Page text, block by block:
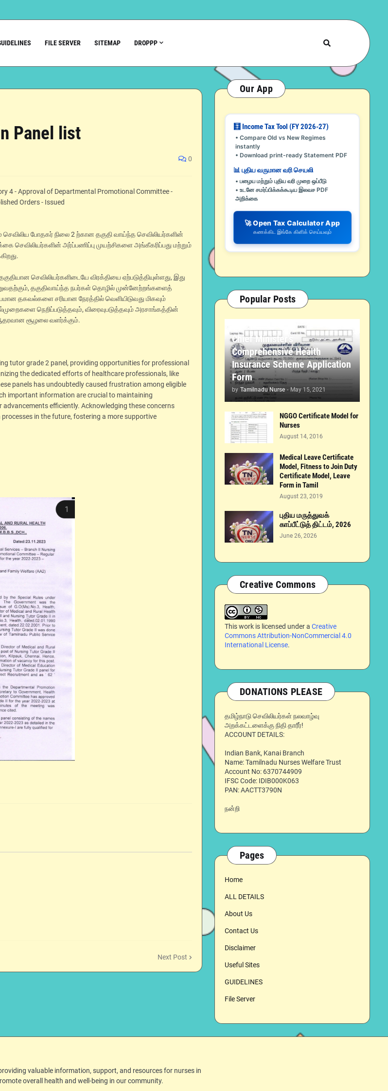
FILE SERVER SITEMAP DROPPP
Panel list
0
4 - Approval of Departmental Promotional Committee -
Orders - Issued
போதகர் நிலை 2 ற்கான தகுதி வாய்ந்த செவிலியர்களின்
செவிலியர்களின் அர்ப்பணிப்பு முயற்சிகளை அங்கீகரிப்பது மற்றும்
செவிலியர்களிடையே விரக்தியை ஏற்படுத்தியுள்ளது, இது
தகுதிவாய்ந்த நபர்கள் தொழில் முன்னேற்றங்களைத்
தகவல்களை சரியான நேரத்தில் வெளியிடுவது மிகவும்
நெறிப்படுத்தவும், விரைவுபடுத்தவும் அரசாங்கத்தின்
ஆதரவான சூழலை வளர்க்கும்.
tutor grade 2 panel, providing opportunities for professional
the dedicated efforts of healthcare professionals, like
panels has undoubtedly caused frustration among eligible
important information are crucial to maintaining
efficiently. Acknowledging these concerns
in the future, fostering a more supportive
Next Post
Our App
🧮 Income Tax Tool (FY 2026-27)
• Compare Old vs New Regimes
instantly
• Download print-ready Statement PDF
📊 புதிய வருமான வரி செயலி
• பழைய மற்றும் புதிய வரி முறை ஒப்பீடு
• உடனே சமர்ப்பிக்கக்கூடிய இலவச PDF
அறிக்கை
🚀 Open Tax Calculator App
கணக்கிட இங்கே கிளிக் செய்யவும்
Popular Posts
Chief Minister's
Comprehensive Health
Insurance Scheme Application
Form
by Tamilnadu Nurse - May 15, 2021
NGGO Certificate Model for
Nurses
August 14, 2016
Medical Leave Certificate
Model, Fitness to Join Duty
Certificate Model, Leave
Form in Tamil
August 23, 2019
புதிய மருத்துவக்
காப்பீட்டுத் திட்டம், 2026
June 26, 2026
Creative Commons
This work is licensed under a Creative
Commons Attribution-NonCommercial 4.0
International License.
DONATIONS PLEASE
தமிழ்நாடு செவிலியர்கள் நலவாழ்வு
அறக்கட்டளைக்கு நிதி தாரீர்!
ACCOUNT DETAILS:
Indian Bank, Kanai Branch
Name: Tamilnadu Nurses Welfare Trust
Account No: 6370744909
IFSC Code: IDIB000K063
PAN: AACTT3790N
நன்றி
Pages
Home
ALL DETAILS
About Us
Contact Us
Disclaimer
Useful Sites
GUIDELINES
File Server
valuable information, support, and resources for nurses in
overall health and well-being in our community.